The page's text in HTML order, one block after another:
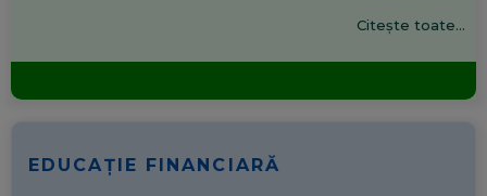
Citește toate...
EDUCAȚIE FINANCIARĂ